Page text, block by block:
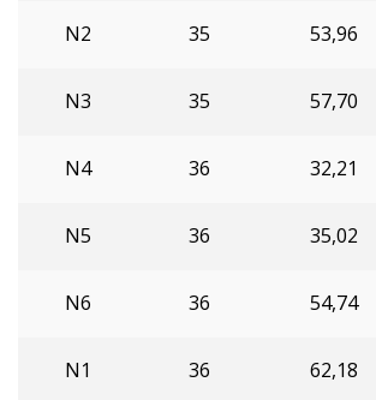
N2 35 53,96
N3 35 57,70
N4 36 32,21
N5 36 35,02
N6 36 54,74
N1 36 62,18